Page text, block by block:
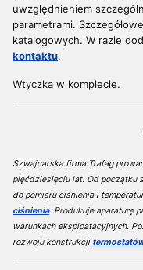
uwzględnieniem
parametrami. S
katalogowych. W razie
kontaktu.
Wtyczka w komplecie.
Szwajcarska firma Trafag
pięćdziesięciu lat. Od początku
do pomiaru ciśnienia i
ciśnienia. Produkuje aparaturę
warunkach eksploatacyjnych.
rozwoju konstrukcji